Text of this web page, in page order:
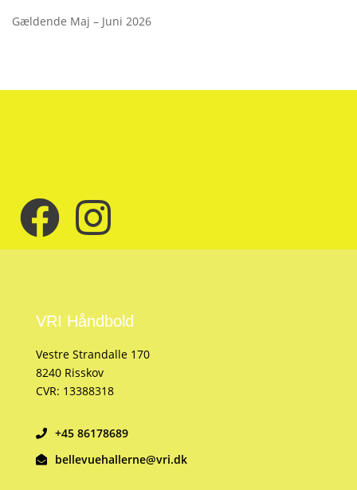
Gældende Maj – Juni 2026
VRI Håndbold
Vestre Strandalle 170
8240 Risskov
CVR: 13388318
+45 86178689
bellevuehallerne@vri.dk